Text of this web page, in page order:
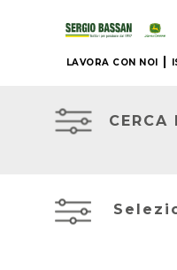
LAVORA CON NOI
NUOVO
CERCA